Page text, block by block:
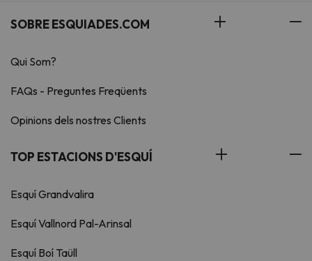
SOBRE ESQUIADES.COM
Qui Som?
FAQs - Preguntes Freqüents
Opinions dels nostres Clients
TOP ESTACIONS D'ESQUÍ
Esquí Grandvalira
Esquí Vallnord Pal-Arinsal
Esquí Boí Taüll